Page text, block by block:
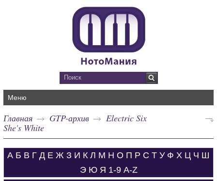
Меню
Главная GTP-архив
Electric Six
She's White
А Б В Г Д Е Ж З И К Л М Н О П Р С Т У Ф Х Ц Ч Ш
Э Ю Я 1-9 A-Z